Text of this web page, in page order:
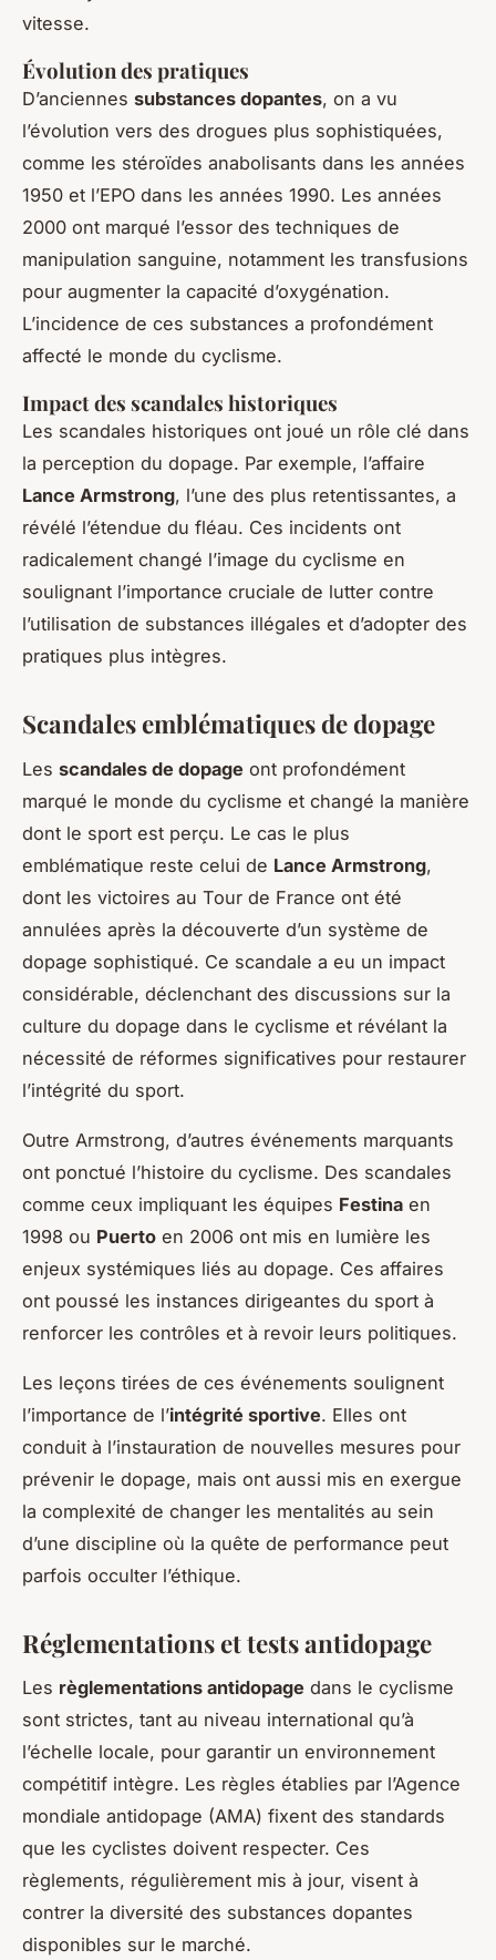
vitesse.
Évolution des pratiques
D’anciennes substances dopantes, on a vu
l’évolution vers des drogues plus sophistiquées,
comme les stéroïdes anabolisants dans les années
1950 et l’EPO dans les années 1990. Les années
2000 ont marqué l’essor des techniques de
manipulation sanguine, notamment les transfusions
pour augmenter la capacité d’oxygénation.
L’incidence de ces substances a profondément
affecté le monde du cyclisme.
Impact des scandales historiques
Les scandales historiques ont joué un rôle clé dans
la perception du dopage. Par exemple, l’affaire
Lance Armstrong, l’une des plus retentissantes, a
révélé l’étendue du fléau. Ces incidents ont
radicalement changé l’image du cyclisme en
soulignant l’importance cruciale de lutter contre
l’utilisation de substances illégales et d’adopter des
pratiques plus intègres.
Scandales emblématiques de dopage
Les scandales de dopage ont profondément
marqué le monde du cyclisme et changé la manière
dont le sport est perçu. Le cas le plus
emblématique reste celui de Lance Armstrong,
dont les victoires au Tour de France ont été
annulées après la découverte d’un système de
dopage sophistiqué. Ce scandale a eu un impact
considérable, déclenchant des discussions sur la
culture du dopage dans le cyclisme et révélant la
nécessité de réformes significatives pour restaurer
l’intégrité du sport.
Outre Armstrong, d’autres événements marquants
ont ponctué l’histoire du cyclisme. Des scandales
comme ceux impliquant les équipes Festina en
1998 ou Puerto en 2006 ont mis en lumière les
enjeux systémiques liés au dopage. Ces affaires
ont poussé les instances dirigeantes du sport à
renforcer les contrôles et à revoir leurs politiques.
Les leçons tirées de ces événements soulignent
l’importance de l’intégrité sportive. Elles ont
conduit à l’instauration de nouvelles mesures pour
prévenir le dopage, mais ont aussi mis en exergue
la complexité de changer les mentalités au sein
d’une discipline où la quête de performance peut
parfois occulter l’éthique.
Réglementations et tests antidopage
Les règlementations antidopage dans le cyclisme
sont strictes, tant au niveau international qu’à
l’échelle locale, pour garantir un environnement
compétitif intègre. Les règles établies par l’Agence
mondiale antidopage (AMA) fixent des standards
que les cyclistes doivent respecter. Ces
règlements, régulièrement mis à jour, visent à
contrer la diversité des substances dopantes
disponibles sur le marché.